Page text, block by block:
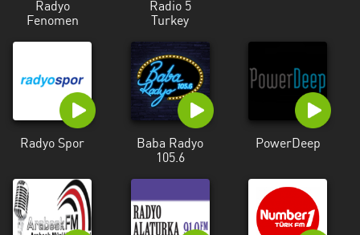
Radyo
Fenomen
Radio 5
Turkey
Radyo Spor
Baba Radyo
105.6
PowerDeep